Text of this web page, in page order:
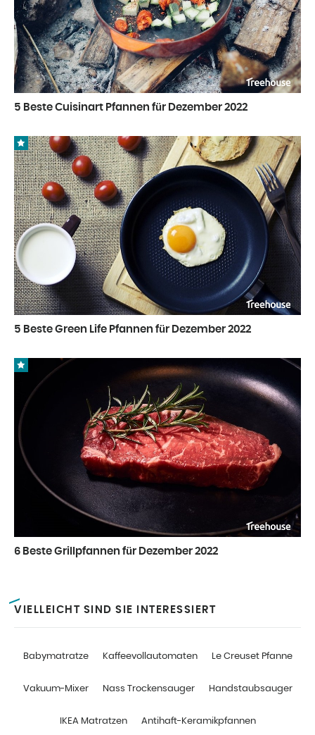
5 Beste Cuisinart Pfannen für Dezember 2022
5 Beste Green Life Pfannen für Dezember 2022
6 Beste Grillpfannen für Dezember 2022
VIELLEICHT SIND SIE INTERESSIERT
Babymatratze Kaffeevollautomaten Le Creuset Pfanne
Vakuum-Mixer Nass Trockensauger Handstaubsauger
IKEA Matratzen Antihaft-Keramikpfannen